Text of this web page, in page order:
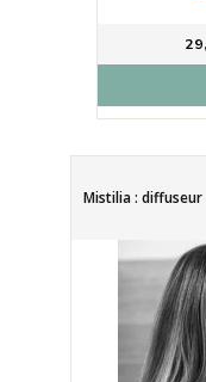
Mistilia :